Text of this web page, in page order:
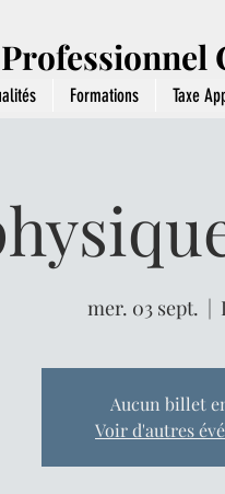
Formations Taxe
mer. 03 sept.
  |
Aucun billet
Voir d'autres